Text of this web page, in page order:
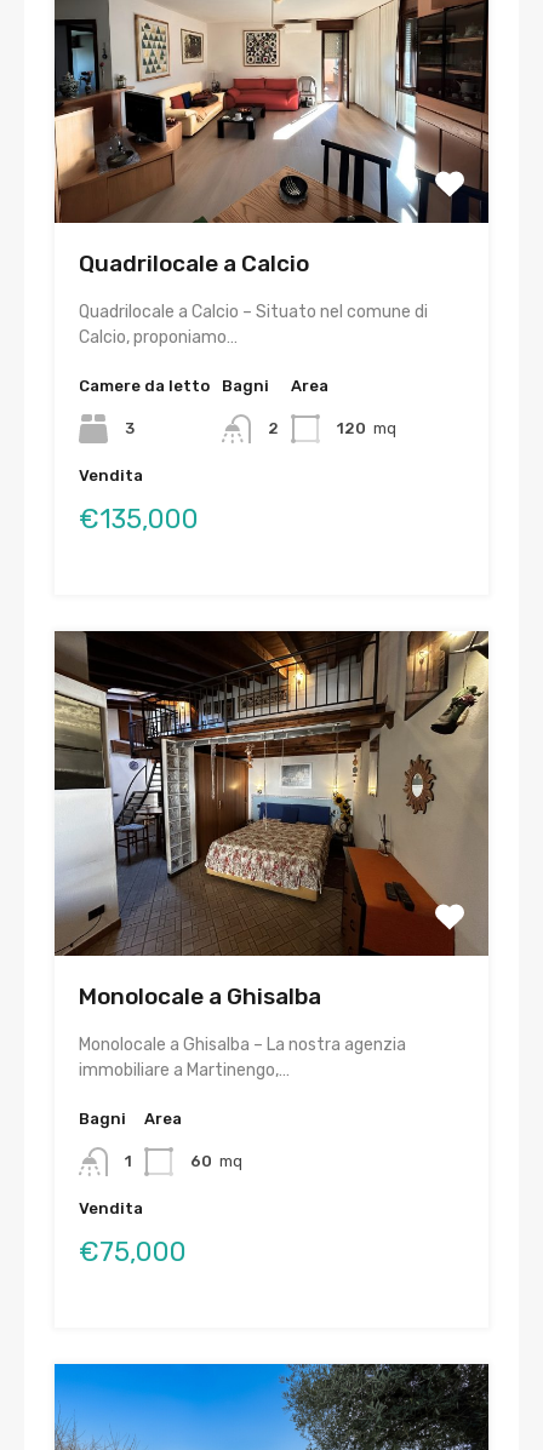
Quadrilocale a Calcio
Quadrilocale a Calcio – Situato nel comune di
Calcio, proponiamo…
Camere da letto
3
Bagni
2
Area
120 mq
Vendita
€135,000
Monolocale a Ghisalba
Monolocale a Ghisalba – La nostra agenzia
immobiliare a Martinengo,…
Bagni
1
Area
60 mq
Vendita
€75,000